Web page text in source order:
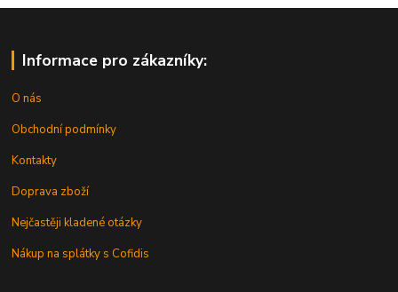
Informace pro zákazníky:
O nás
Obchodní podmínky
Kontakty
Doprava zboží
Nejčastěji kladené otázky
Nákup na splátky s Cofidis